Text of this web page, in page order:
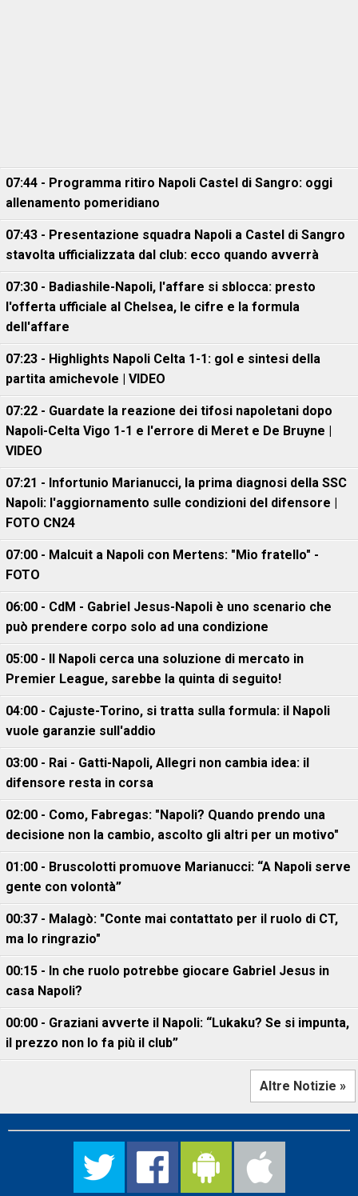
07:44 - Programma ritiro Napoli Castel di Sangro: oggi
allenamento pomeridiano
07:43 - Presentazione squadra Napoli a Castel di Sangro
stavolta ufficializzata dal club: ecco quando avverrà
07:30 - Badiashile-Napoli, l'affare si sblocca: presto
l'offerta ufficiale al Chelsea, le cifre e la formula
dell'affare
07:23 - Highlights Napoli Celta 1-1: gol e sintesi della
partita amichevole | VIDEO
07:22 - Guardate la reazione dei tifosi napoletani dopo
Napoli-Celta Vigo 1-1 e l'errore di Meret e De Bruyne |
VIDEO
07:21 - Infortunio Marianucci, la prima diagnosi della SSC
Napoli: l'aggiornamento sulle condizioni del difensore |
FOTO CN24
07:00 - Malcuit a Napoli con Mertens: "Mio fratello" -
FOTO
06:00 - CdM - Gabriel Jesus-Napoli è uno scenario che
può prendere corpo solo ad una condizione
05:00 - Il Napoli cerca una soluzione di mercato in
Premier League, sarebbe la quinta di seguito!
04:00 - Cajuste-Torino, si tratta sulla formula: il Napoli
vuole garanzie sull'addio
03:00 - Rai - Gatti-Napoli, Allegri non cambia idea: il
difensore resta in corsa
02:00 - Como, Fabregas: "Napoli? Quando prendo una
decisione non la cambio, ascolto gli altri per un motivo"
01:00 - Bruscolotti promuove Marianucci: “A Napoli serve
gente con volontà”
00:37 - Malagò: "Conte mai contattato per il ruolo di CT,
ma lo ringrazio"
00:15 - In che ruolo potrebbe giocare Gabriel Jesus in
casa Napoli?
00:00 - Graziani avverte il Napoli: “Lukaku? Se si impunta,
il prezzo non lo fa più il club”
Altre Notizie »